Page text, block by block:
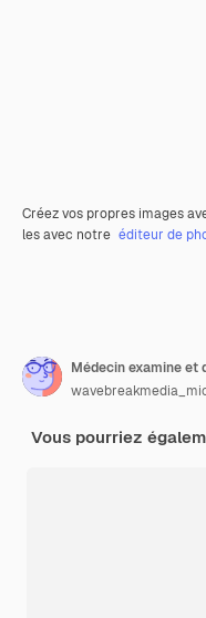
Créez vos propres images
les avec notre éditeur de
Vous pourriez